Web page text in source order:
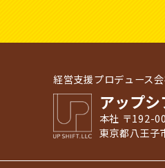
経営支援プロデュース
アップ
本社 〒192-
東京都八王子